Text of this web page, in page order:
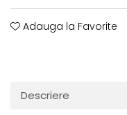
Adauga la Favorite
Descriere